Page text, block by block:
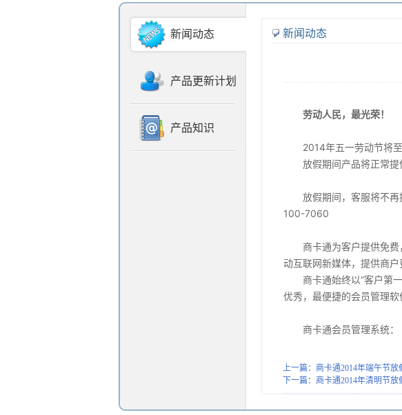
新闻动态
产品更新计划
产品知识
新闻动态
劳动人民，最光荣！
2014年五一劳动节将
放假期间产品将正常
放假期间，客服将不
100-7060
商卡通为客户提供免
动互联网新媒体，提供商户
商卡通始终以“客户第
优秀，最便捷的会员管理软
商卡通会员管理系统
上一篇：商卡通2014年端午节放
下一篇：商卡通2014年清明节放